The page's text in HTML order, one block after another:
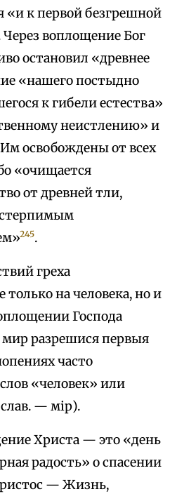
«и к первой безгрешной
Через воплощение Бог
остановил «древнее
«нашего постыдно
к гибели естества»
неистлению» и
освобождены от всех
«очищается
от древней тли,
245.
греха
только на человека, но и
Господа
разрешися первыя
часто
«человек» или
— мiр).
Христа — это «день
радость» о спасении
— Жизнь,